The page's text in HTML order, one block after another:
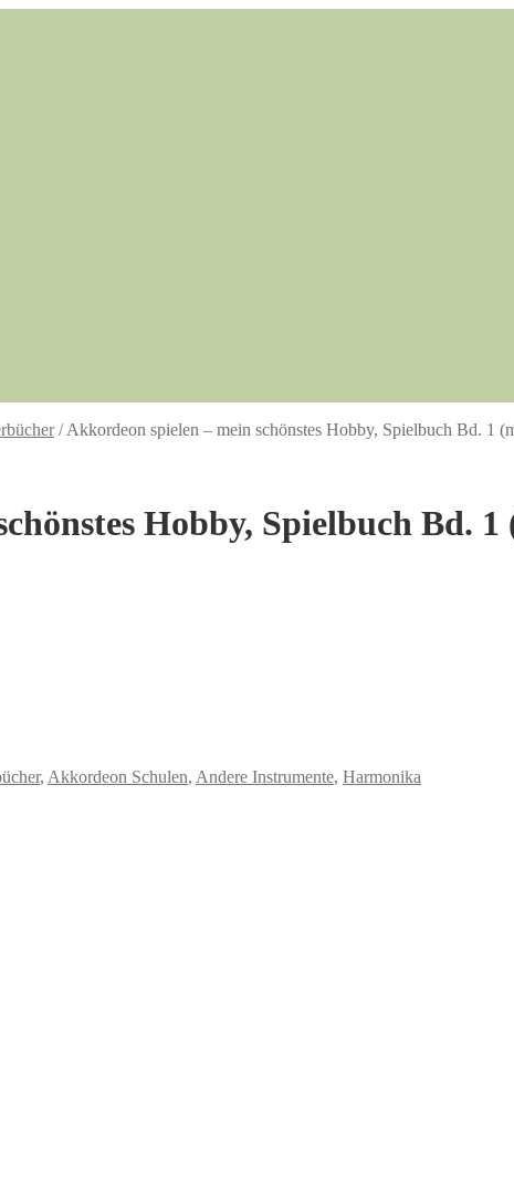
/Akkordeon spielen – mein schönstes Hobby, Spielbuch Bd. 1
Hobby, Spielbuch Bd.
, Akkordeon Schulen, Andere Instrumente, Harmonika